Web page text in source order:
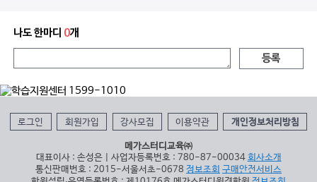
나도 한마디 0개
등록
로그인 회원가입 강사모집 이용약관 개인정보처리방침
메가스터디교육㈜
대표이사 : 손성은 | 사업자등록번호 : 780-87-00034 회사소개
통신판매번호 : 2015-서울서초-0678 정보조회 구매안전서비스